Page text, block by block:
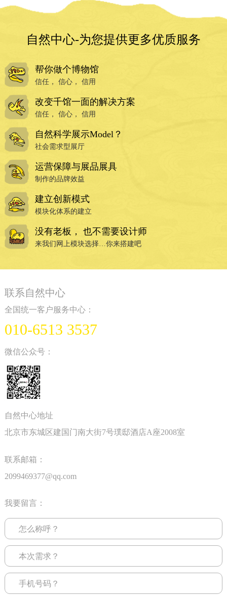
自然中心-为您提供更多优质服务
帮你做个博物馆
信任， 信心， 信用
改变千馆一面的解决方案
信任， 信心， 信用
自然科学展示Model？
社会需求型展厅
运营保障与展品展具
制作的品牌效益
建立创新模式
模块化体系的建立
没有老板， 也不需要设计师
来我们网上模块选择…你来搭建吧
联系自然中心
全国统一客户服务中心：
010-6513 3537
微信公众号：
自然中心地址
北京市东城区建国门南大街7号璞邸酒店A座2008室
联系邮箱：
2099469377@qq.com
我要留言：
怎么称呼？
本次需求？
手机号码？